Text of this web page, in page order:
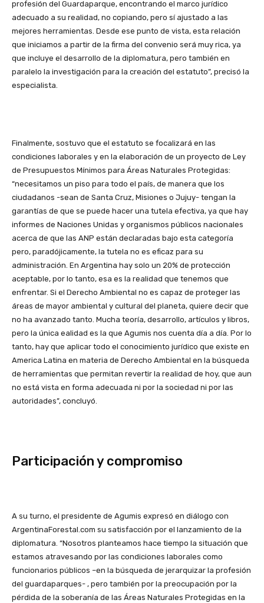
profesión del Guardaparque, encontrando el marco jurídico
adecuado a su realidad, no copiando, pero sí ajustado a las
mejores herramientas. Desde ese punto de vista, esta relación
que iniciamos a partir de la firma del convenio será muy rica, ya
que incluye el desarrollo de la diplomatura, pero también en
paralelo la investigación para la creación del estatuto”, precisó la
especialista.
Finalmente, sostuvo que el estatuto se focalizará en las
condiciones laborales y en la elaboración de un proyecto de Ley
de Presupuestos Mínimos para Áreas Naturales Protegidas:
“necesitamos un piso para todo el país, de manera que los
ciudadanos -sean de Santa Cruz, Misiones o Jujuy- tengan la
garantías de que se puede hacer una tutela efectiva, ya que hay
informes de Naciones Unidas y organismos públicos nacionales
acerca de que las ANP están declaradas bajo esta categoría
pero, paradójicamente, la tutela no es eficaz para su
administración. En Argentina hay solo un 20% de protección
aceptable, por lo tanto, esa es la realidad que tenemos que
enfrentar. Si el Derecho Ambiental no es capaz de proteger las
áreas de mayor ambiental y cultural del planeta, quiere decir que
no ha avanzado tanto. Mucha teoría, desarrollo, artículos y libros,
pero la única ealidad es la que Agumis nos cuenta día a día. Por lo
tanto, hay que aplicar todo el conocimiento jurídico que existe en
America Latina en materia de Derecho Ambiental en la búsqueda
de herramientas que permitan revertir la realidad de hoy, que aun
no está vista en forma adecuada ni por la sociedad ni por las
autoridades”, concluyó.
Participación y compromiso
A su turno, el presidente de Agumis expresó en diálogo con
ArgentinaForestal.com su satisfacción por el lanzamiento de la
diplomatura. “Nosotros planteamos hace tiempo la situación que
estamos atravesando por las condiciones laborales como
funcionarios públicos –en la búsqueda de jerarquizar la profesión
del guardaparques- , pero también por la preocupación por la
pérdida de la soberanía de las Áreas Naturales Protegidas en la